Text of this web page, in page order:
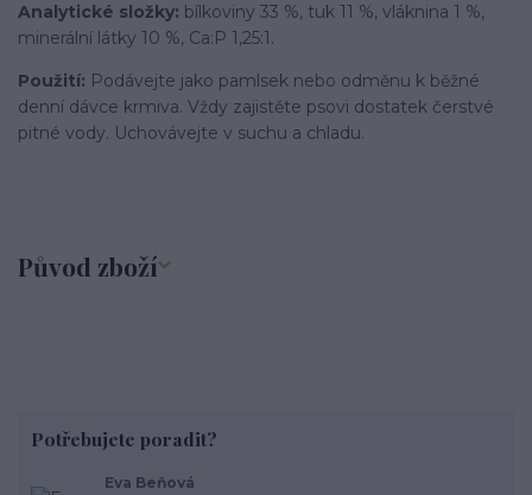
Analytické složky: bílkoviny 33 %, tuk 11 %, vláknina 1 %,
minerální látky 10 %, Ca:P 1,25:1.
Použití: Podávejte jako pamlsek nebo odměnu k běžné
denní dávce krmiva. Vždy zajistěte psovi dostatek čerstvé
pitné vody. Uchovávejte v suchu a chladu.
Původ zboží
Potřebujete poradit?
Eva Beňová